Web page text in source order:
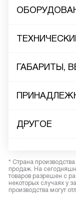
ГАБАРИТЫ,
ДРУГОЕ
* Страна
продаж. На
товаров разрешен с
некоторых случаях у
производства могут